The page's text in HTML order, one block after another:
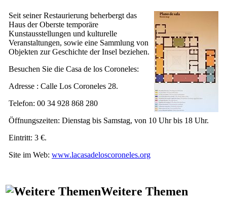
Seit seiner Restaurierung beherbergt das
Haus der Oberste temporäre
Kunstausstellungen und kulturelle
Veranstaltungen, sowie eine Sammlung von
Objekten zur Geschichte der Insel beziehen.
Besuchen Sie die Casa de los Coroneles:
Adresse : Calle Los Coroneles 28.
Telefon: 00 34 928 868 280
Öffnungszeiten: Dienstag bis Samstag, von 10 Uhr bis 18 Uhr.
Eintritt: 3 €.
Site im Web: www.lacasadeloscoroneles.org
Weitere Themen